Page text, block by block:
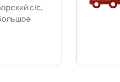
с/с,